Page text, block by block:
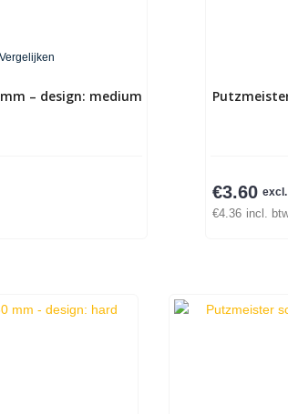
Vergelijken
– design: medium
€3.60
€4.36 incl.